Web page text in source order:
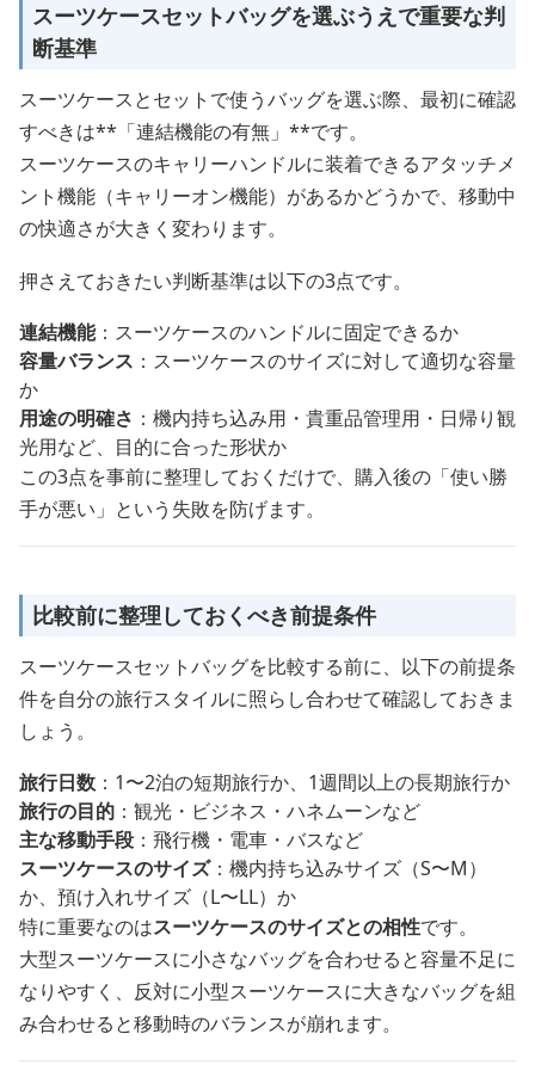
スーツケースセットバッグを選ぶうえで重要な判
断基準
スーツケースとセットで使うバッグを選ぶ際、最初に確認
すべきは**「連結機能の有無」**です。
スーツケースのキャリーハンドルに装着できるアタッチメ
ント機能（キャリーオン機能）があるかどうかで、移動中
の快適さが大きく変わります。
押さえておきたい判断基準は以下の3点です。
連結機能：スーツケースのハンドルに固定できるか
容量バランス ：スーツケースのサイズに対して適切な容量
か
用途の明確さ ：機内持ち込み用・貴重品管理用・日帰り観
光用など、目的に合った形状か
この3点を事前に整理しておくだけで、購入後の「使い勝
手が悪い」という失敗を防げます。
比較前に整理しておくべき前提条件
スーツケースセットバッグを比較する前に、以下の前提条
件を自分の旅行スタイルに照らし合わせて確認しておきま
しょう。
旅行日数 ：1〜2泊の短期旅行か、1週間以上の長期旅行か
旅行の目的 ：観光・ビジネス・ハネムーンなど
主な移動手段 ：飛行機・電車・バスなど
スーツケースのサイズ：機内持ち込みサイズ（S〜M）
か、預け入れサイズ（L〜LL）か
特に重要なのはスーツケースのサイズとの相性です。
大型スーツケースに小さなバッグを合わせると容量不足に
なりやすく、反対に小型スーツケースに大きなバッグを組
み合わせると移動時のバランスが崩れます。